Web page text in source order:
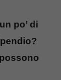
po’ di